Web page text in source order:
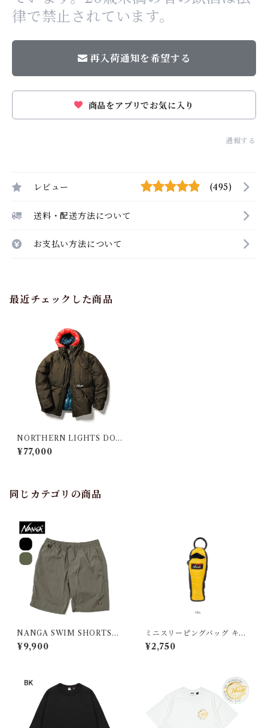
律で禁止されています。
再入荷通知を希望する
商品をアプリでお気に入り
通報する
レビュー (495)
送料・配送方法について
お支払い方法について
最近チェックした商品
NORTHERN LIGHTS DO
WN JACKET/ノーザンライ
トダウンジャケット サイズ
¥77,000
同じカテゴリの商品
NANGA SWIM SHORTS／
ナンガ スイムショーツ
¥9,900
ミニスリーピングバッグ キー
ホルダー
¥2,750